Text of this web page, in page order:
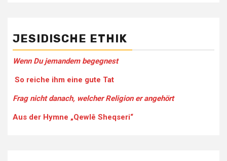
JESIDISCHE ETHIK
Wenn Du jemandem be­gegnest
So reiche ihm eine gute Tat
Frag nicht danach, welcher Religion er angehört
Aus der Hymne „Qewlê Sheqseri“